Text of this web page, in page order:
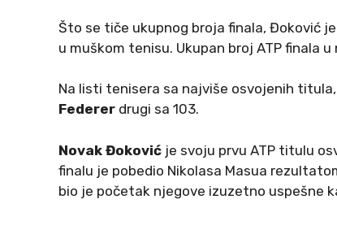
Što se tiče ukupnog broja finala, Đoković
u muškom tenisu. Ukupan broj ATP finala
Na listi tenisera sa najviše osvojenih titula,
Federer drugi sa 103.
Novak Đoković je svoju prvu ATP titulu
finalu je pobedio Nikolasa Masua
bio je početak njegove izuzetno uspešne